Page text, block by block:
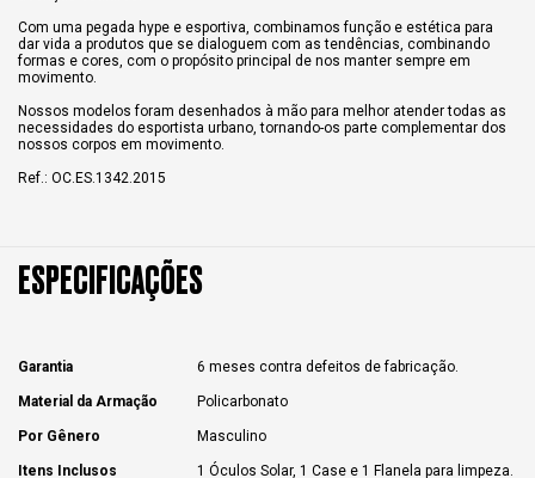
Com uma pegada hype e esportiva, combinamos função e estética para
dar vida a produtos que se dialoguem com as tendências, combinando
formas e cores, com o propósito principal de nos manter sempre em
movimento.
Nossos modelos foram desenhados à mão para melhor atender todas as
necessidades do esportista urbano, tornando-os parte complementar dos
nossos corpos em movimento.
Ref.: OC.ES.1342.2015
ESPECIFICAÇÕES
Garantia 6 meses contra defeitos de fabricação.
Material da Armação Policarbonato
Por Gênero Masculino
Itens Inclusos 1 Óculos Solar, 1 Case e 1 Flanela para limpeza.